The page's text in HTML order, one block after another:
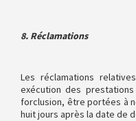
8. Réclamations
Les réclamations
exécution des
forclusion, être portées à
huit jours après la date de